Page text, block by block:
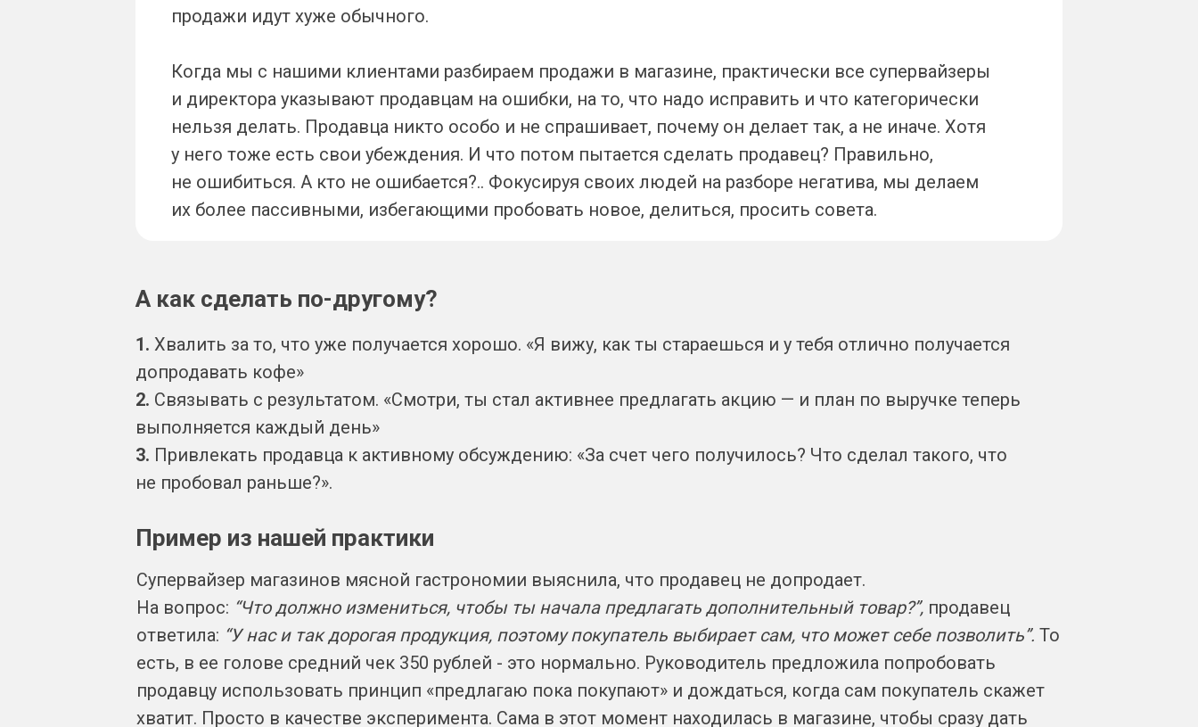
Супервайзер магазинов мясной гастрономии выяснила, что продавец не допродает.
На вопрос: “Что должно измениться, чтобы ты начала предлагать дополнительный товар?”, продавец
ответила: “У нас и так дорогая продукция, поэтому покупатель выбирает сам, что может себе позволить”. То
есть, в ее голове средний чек 350 рублей - это нормально. Руководитель предложила попробовать
продавцу использовать принцип «предлагаю пока покупают» и дождаться, когда сам покупатель скажет
хватит. Просто в качестве эксперимента. Сама в этот момент находилась в магазине, чтобы сразу дать
Пример из нашей практики
1. Хвалить за то, что уже получается хорошо. «Я вижу, как ты стараешься и у тебя отлично получается
допродавать кофе»
2. Связывать с результатом. «Смотри, ты стал активнее предлагать акцию — и план по выручке теперь
выполняется каждый день»
3. Привлекать продавца к активному обсуждению: «За счет чего получилось? Что сделал такого, что
не пробовал раньше?».
А как сделать по-другому?
продажи идут хуже обычного.
Когда мы с нашими клиентами разбираем продажи в магазине, практически все супервайзеры
и директора указывают продавцам на ошибки, на то, что надо исправить и что категорически
нельзя делать. Продавца никто особо и не спрашивает, почему он делает так, а не иначе. Хотя
у него тоже есть свои убеждения. И что потом пытается сделать продавец? Правильно,
не ошибиться. А кто не ошибается?.. Фокусируя своих людей на разборе негатива, мы делаем
их более пассивными, избегающими пробовать новое, делиться, просить совета.